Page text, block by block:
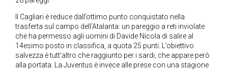
Il Cagliari è reduce dall’ottimo punto conquistato nella
trasferta sul campo dell’Atalanta: un pareggio a reti inviolate
che ha permesso agli uomini di Davide Nicola di salire al
14esimo posto in classifica, a quota 25 punti. L’obiettivo
salvezza è tutt’altro che raggiunto per i sardi, che appare però
alla portata. La Juventus è invece alle prese con una stagione